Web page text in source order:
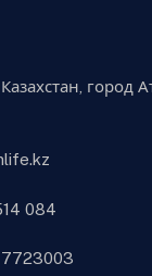
город
084